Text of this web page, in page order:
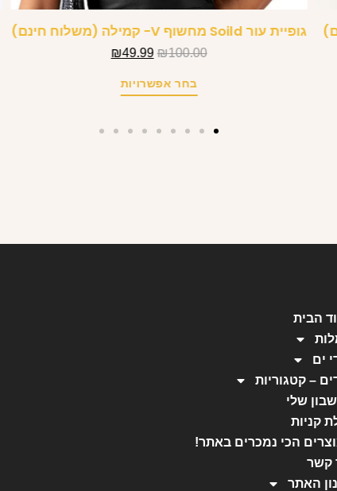
גופיית עור Soild מחשוף V- קמילה (משלוח חינם)
₪100.00
₪49.99
בחר אפשרויות
הבית
ים
– קטגוריות
שלי
קניות
הכי נמכרים באתר!
קשר
האתר